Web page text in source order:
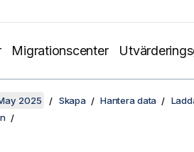
Migrationscenter
2025 Skapa Hantera data